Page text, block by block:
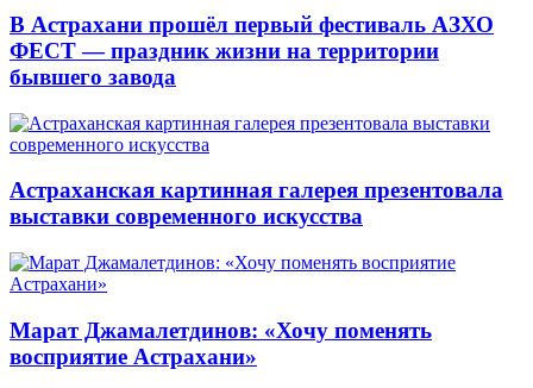
В Астрахани прошёл первый фестиваль АЗХО
ФЕСТ — праздник жизни на территории
бывшего завода
Астраханская картинная галерея презентовала
выставки современного искусства
Марат Джамалетдинов: «Хочу поменять
восприятие Астрахани»